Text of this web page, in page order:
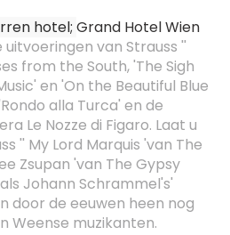
hotel; Grand Hotel Wien
van Strauss ''
from the South, 'The Sigh
en 'On the Beautiful Blue
alla Turca' en de
Le Nozze di Figaro. Laat u
'' My Lord Marquis 'van The
Zsupan 'van The Gypsy
Johann Schrammel's'
door de eeuwen heen nog
Weense muzikanten.